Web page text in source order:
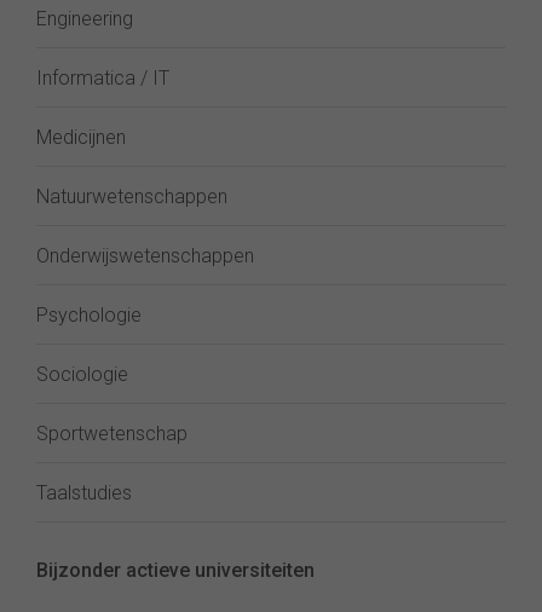
Engineering
Informatica / IT
Medicijnen
Natuurwetenschappen
Onderwijswetenschappen
Psychologie
Sociologie
Sportwetenschap
Taalstudies
Bijzonder actieve universiteiten